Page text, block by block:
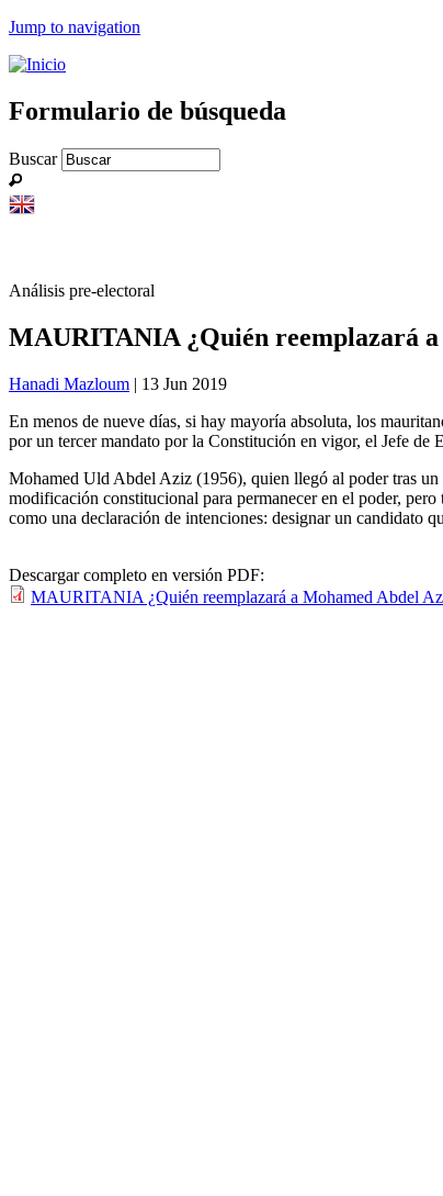
Jump to navigation
Formulario de búsqueda
Buscar
Análisis pre-electoral
MAURITANIA ¿Quién reemplazará a
Hanadi Mazloum | 13 Jun 2019
En menos de nueve días, si hay mayoría absoluta, los
por un tercer mandato por la Constitución en vigor, el Jefe de
Mohamed Uld Abdel Aziz (1956), quien llegó al poder tras un
modificación constitucional para permanecer en el poder,
como una declaración de intenciones: designar un candidato
Descargar completo en versión PDF:
MAURITANIA ¿Quién reemplazará a Mohamed Abdel